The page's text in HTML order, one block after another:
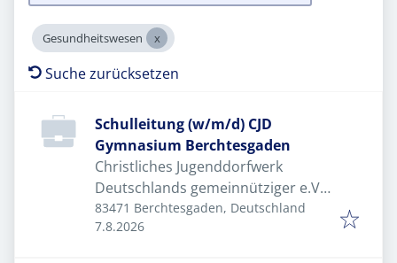
Gesundheitswesen
Suche zurücksetzen
Schulleitung (w/m/d) CJD
Gymnasium Berchtesgaden
Christliches Jugenddorfwerk
Deutschlands gemeinnütziger e.V.
(CJD)
83471 Berchtesgaden, Deutschland
Veröffentlicht
7.8.2026